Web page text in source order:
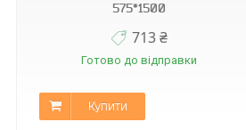
575*1500
713 ₴
Готово до відправки
Купити